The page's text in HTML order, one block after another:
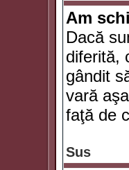
Am
Dacă
diferită,
gândit
vară
faţă de
Sus